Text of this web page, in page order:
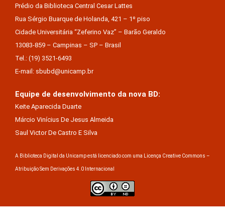
Prédio da Biblioteca Central Cesar Lattes
Rua Sérgio Buarque de Holanda, 421 – 1º piso
Cidade Universitária “Zeferino Vaz” – Barão Geraldo
13083-859 – Campinas – SP – Brasil
Tel.: (19) 3521-6493
E-mail: sbubd@unicamp.br
Equipe de desenvolvimento da nova BD:
Keite Aparecida Duarte
Márcio Vinícius De Jesus Almeida
Saul Victor De Castro E Silva
A Biblioteca Digital da Unicamp está licenciado com uma Licença Creative Commons –
Atribuição Sem Derivações 4.0 Internacional